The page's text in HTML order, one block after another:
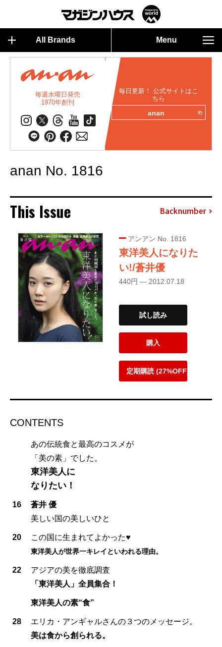
All Brands Menu
毎週水曜日発売
1970年創刊
毎日更新！ 公式サイトはこ
ちら
anan
anan No. 1816
This Issue Backnumber
アンアン No. 1816
東洋美人になりた
い!/蒼井優
440円 — 2012.07.18
試し読み
購入
定期購読 (27%OFF)
CONTENTS
あの伝統食と最高のコスメが
「美の素」でした。
東洋美人に
なりたい！
16
蒼井 優
美しい国の美しいひと
20 この国に生まれてよかった♥
東洋美人が世界一キレイといわれる理由。
22
アジアの美を徹底調査
「東洋美人」全員集合！
東洋美人の素“食”
28
エリカ・アンギャルさんの３つのメッセージ。
美は食から創られる。